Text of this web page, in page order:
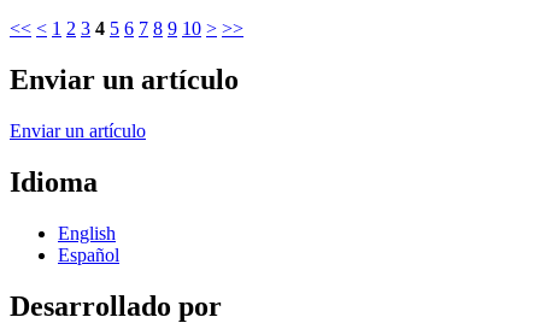
<< < 1 2 3 4 5 6 7 8 9 10 > >>
Enviar un artículo
Enviar un artículo
Idioma
English
Español
Desarrollado por